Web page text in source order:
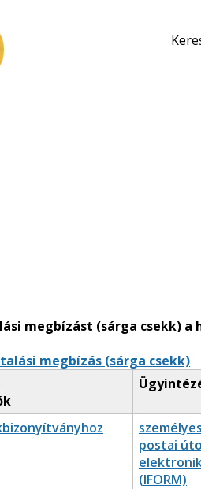
megbízást (sárga csekk) a
megbízás (sárga csekk)
postai
(IFORM)